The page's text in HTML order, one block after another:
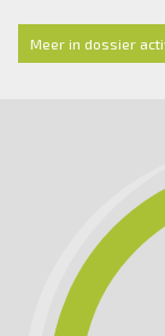
Meer in dossier